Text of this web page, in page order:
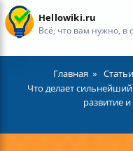
Hellowiki.ru
Всё, что вам нужно, в
Главная Статьи
Что делает
развитие